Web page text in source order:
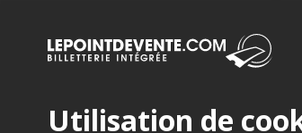
Merci de confirmer que vous
Utilisation de